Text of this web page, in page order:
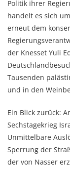
Politik ihrer
handelt es sich
erneut dem
der Knesset Yuli
Tausenden
und in den
Ein Blick zurück:
Sechstagekrieg
Unmittelbare
Sperrung der
der von Nasser